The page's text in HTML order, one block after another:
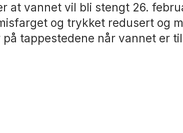
at vannet vil bli stengt 26.
og trykket redusert og
tappestedene når vannet er